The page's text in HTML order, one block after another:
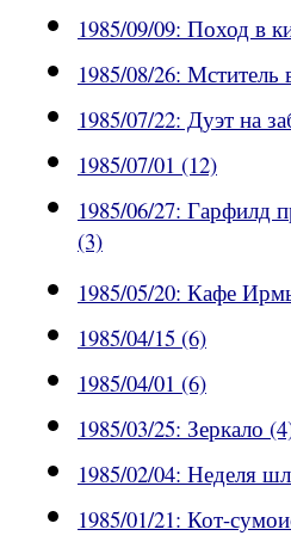
1985/09/09: Поход в
1985/08/26: Мститель
1985/07/22: Дуэт на
1985/07/01 (12)
1985/06/27: Гарфилд
(3)
1985/05/20: Кафе
1985/04/15 (6)
1985/04/01 (6)
1985/03/25: Зеркало
1985/02/04: Неделя
1985/01/21: Кот-